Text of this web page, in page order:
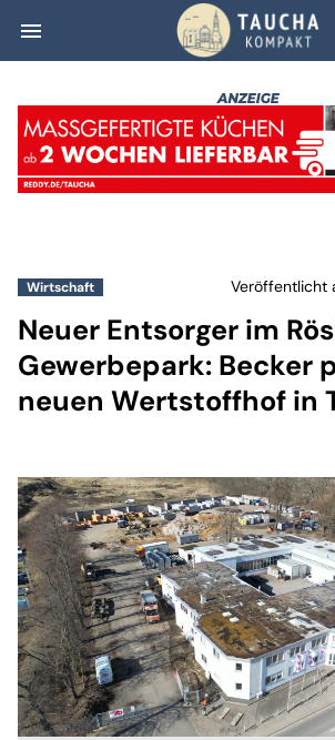
menu
Wirtschaft Veröffentlicht
Neuer Entsorger im
Gewerbepark: Becker
neuen Wertstoffhof in